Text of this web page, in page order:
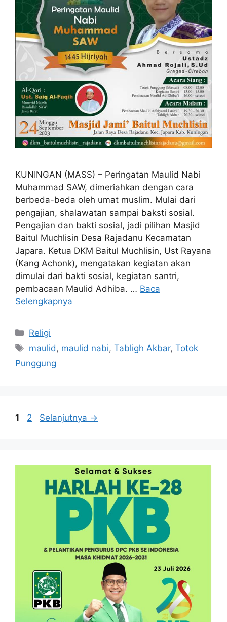
KUNINGAN (MASS) – Peringatan Maulid Nabi
Muhammad SAW, dimeriahkan dengan cara
berbeda-beda oleh umat muslim. Mulai dari
pengajian, shalawatan sampai baksti sosial.
Pengajian dan bakti sosial, jadi pilihan Masjid
Baitul Muchlisin Desa Rajadanu Kecamatan
Japara. Ketua DKM Baitul Muchlisin, Ust Rayana
(Kang Achonk), mengatakan kegiatan akan
dimulai dari bakti sosial, kegiatan santri,
pembacaan Maulid Adhiba. … Baca
Selengkapnya
Kategori
Religi
Tag
maulid , maulid nabi,Tabligh Akbar,Totok
Punggung
Halaman
1 Halaman
2 Selanjutnya →